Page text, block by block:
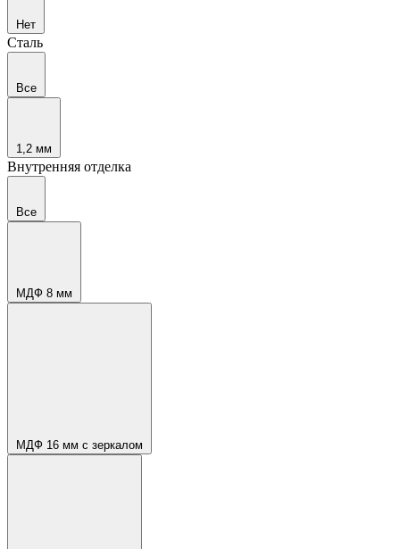
Нет
Сталь
Все
1,2 мм
Внутренняя отделка
Все
МДФ 8 мм
МДФ 16 мм с зеркалом